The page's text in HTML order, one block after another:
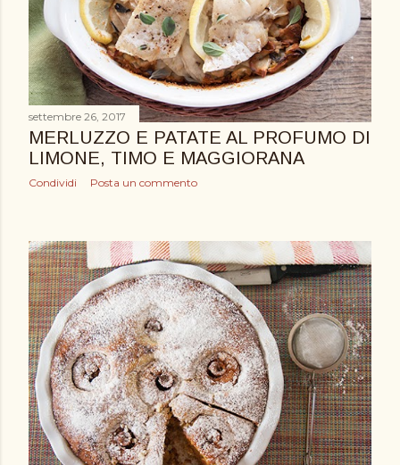
settembre 26, 2017
MERLUZZO E PATATE AL PROFUMO DI
LIMONE, TIMO E MAGGIORANA
Condividi Posta un commento